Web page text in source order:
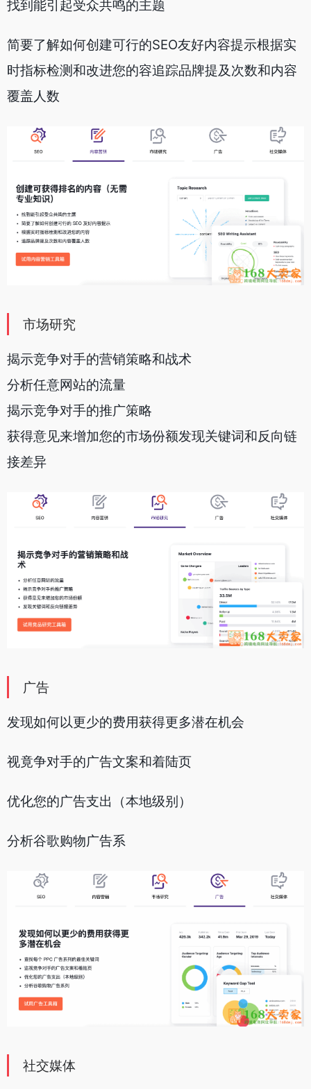
找到能引起受众共鸣的主题
简要了解如何创建可行的SEO友好内容提示根据实
时指标检测和改进您的容追踪品牌提及次数和内容
覆盖人数
市场研究
揭示竞争对手的营销策略和战术
分析任意网站的流量
揭示竞争对手的推广策略
获得意见来增加您的市场份额发现关键词和反向链
接差异
广告
发现如何以更少的费用获得更多潜在机会
视竟争对手的广告文案和着陆页
优化您的广告支出（本地级别）
分析谷歌购物广告系
社交媒体